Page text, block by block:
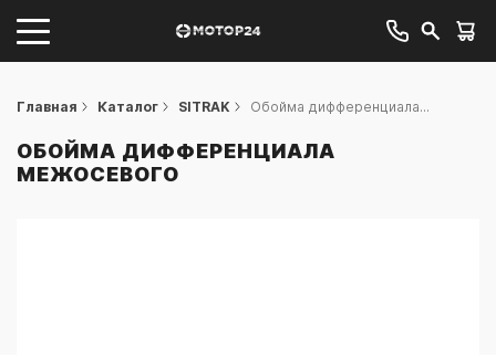
Главная Каталог SITRAK Обойма дифференциала...
ОБОЙМА ДИФФЕРЕНЦИАЛА
МЕЖОСЕВОГО